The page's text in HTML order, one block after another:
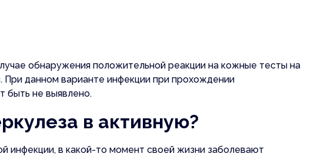
обнаружения положительной реакции на кожные тесты на
При данном варианте инфекции при прохождении
быть не выявлено.
в активную?
инфекции, в какой-то момент своей жизни заболевают